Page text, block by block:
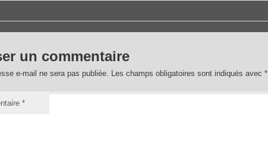
un commentaire
e-mail ne sera pas publiée. Les champs obligatoires sont indiqués avec*
*